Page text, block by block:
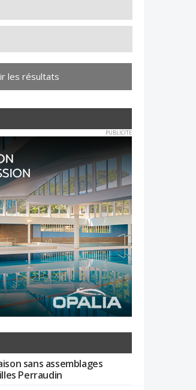
les résultats
PUBLICITE
sans assemblages
Perraudin